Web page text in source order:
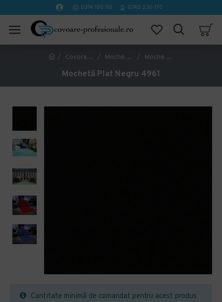
0314 100 110 0740 230 170
Covorase Profesionale Mochete Birou si Horeca Mochetă Plat Negru 4961
Mochetă Plat Negru 4961
Cantitate minimă de comandat pentru acest produs